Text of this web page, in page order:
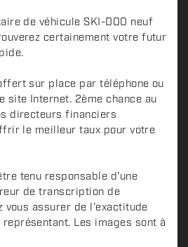
de véhicule SKI-DOO neuf
certainement votre futur
sur place par téléphone ou
site Internet. 2ème chance au
directeurs financiers
le meilleur taux pour votre
tenu responsable d'une
de transcription de
vous assurer de l'exactitude
représentant. Les images sont à